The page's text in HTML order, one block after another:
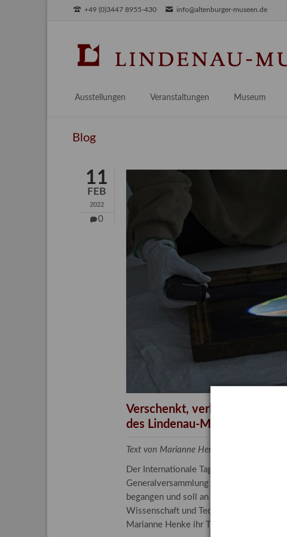
+49 (0)3447 8955-430 info@altenburger-museen.de
Ausstellungen
Aktuell
Veranstaltungen Museum
Praktikum /
Kalender
Blog
11
FEB
2022
0
Verschenkt, verkauft,
des Lindenau-Museums
Text von Marianne Henke,
Der Internationale Tag der Frauen und
Generalversammlung der Vereinten
begangen und soll an die entscheidende
Wissenschaft und Technologie spielen.
Marianne Henke ihr Tätigkeitsfeld vor.